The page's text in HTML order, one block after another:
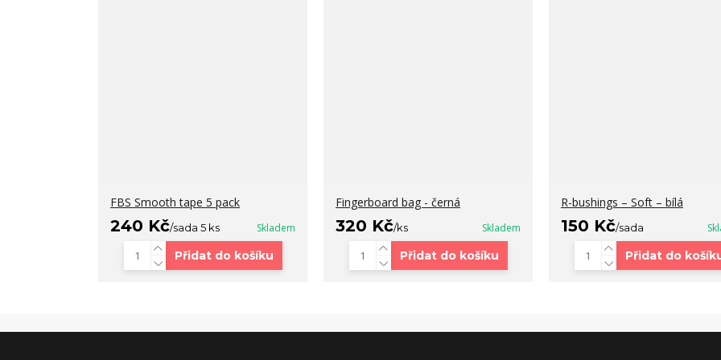
FBS Smooth tape 5 pack
240 Kč/sada 5 ks Skladem
Přidat do košíku
Fingerboard bag - černá
320 Kč/ks Skladem
Přidat do košíku
R-bushings – Soft – bílá
150 Kč/sada
Přidat do